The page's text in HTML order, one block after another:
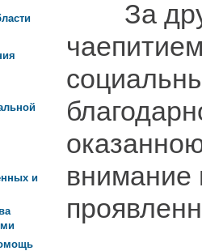
За
внимание
и